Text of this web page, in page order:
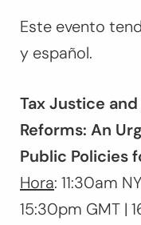
Este evento
y español.
Tax Justice
Reforms: An
Public Policies
Hora: 11:30am
15:30pm GMT |